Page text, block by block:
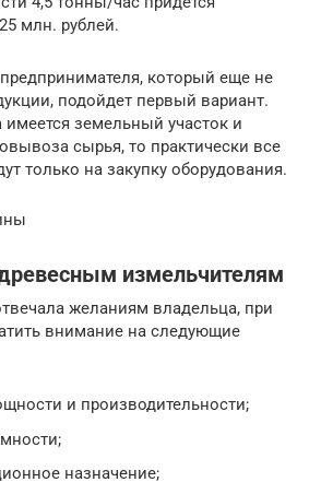
млн. рублей.
который еще не
подойдет первый вариант.
земельный участок и
сырья, то практически все
только на закупку оборудования.
измельчителям
желаниям владельца, при
внимание на следующие
и производительности;
назначение;